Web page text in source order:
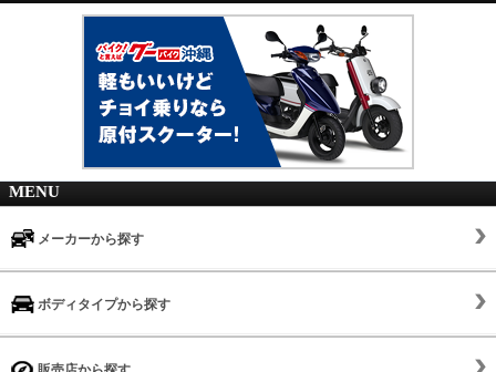
MENU
メーカーから探す
ボディタイプから探す